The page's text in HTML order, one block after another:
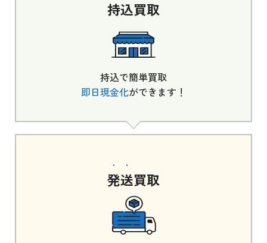
持込買取
持込で簡単買取
即日現金化ができます！
発送買取